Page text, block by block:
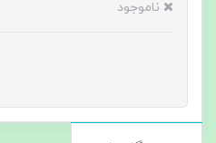
ناموجود